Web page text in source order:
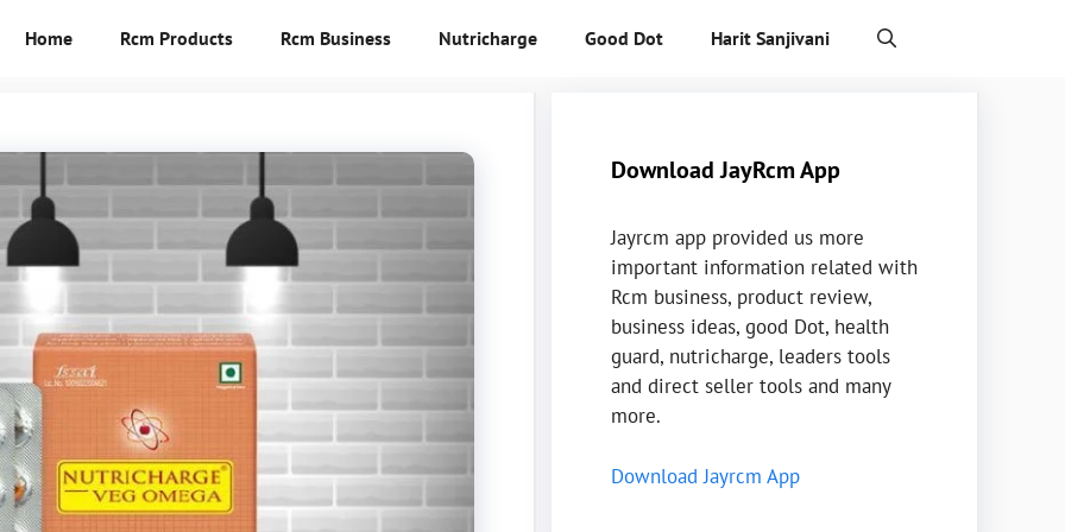
Home Rcm Products Rcm Business Nutricharge Good Dot Harit Sanjivani
Download JayRcm App
Jayrcm app provided us more
important information related with
Rcm business, product review,
business ideas, good Dot, health
guard, nutricharge, leaders tools
and direct seller tools and many
more.
Download Jayrcm App